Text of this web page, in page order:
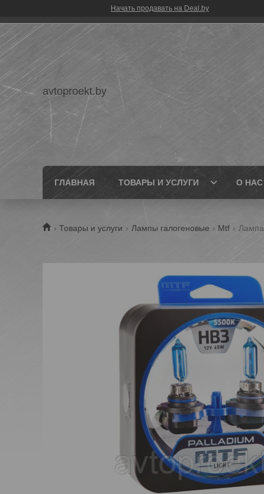
Начать продавать на Deal.by
avtoproekt.by
ГЛАВНАЯ ТОВАРЫ И УСЛУГИ О НАС
Товары и услуги Лампы галогеновые Mtf